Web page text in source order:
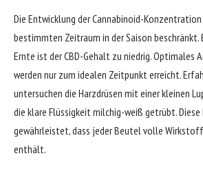
Die Entwicklung der Cannabinoid-
bestimmten Zeitraum in der Saison beschränkt.
Ernte ist der CBD-Gehalt zu niedrig. Optimales
werden nur zum idealen Zeitpunkt erreicht.
untersuchen die Harzdrüsen mit einer kleinen
die klare Flüssigkeit milchig-weiß getrübt. Diese
gewährleistet, dass jeder Beutel volle
enthält.